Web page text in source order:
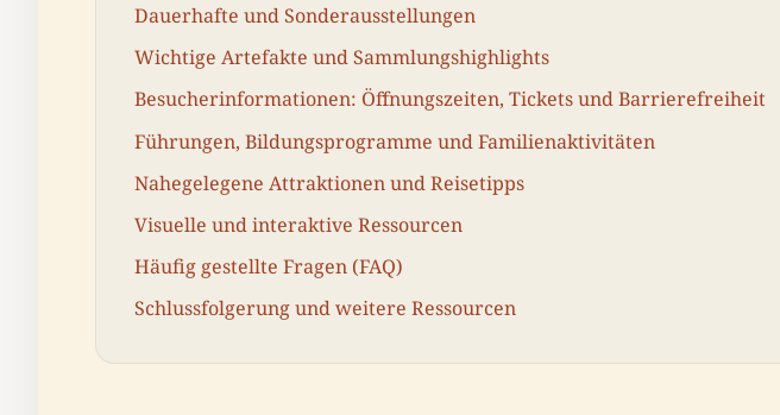
Dauerhafte und Sonderausstellungen
Wichtige Artefakte und Sammlungshighlights
Besucherinformationen: Öffnungszeiten, Tickets und Barrierefreiheit
Führungen, Bildungsprogramme und Familienaktivitäten
Nahegelegene Attraktionen und Reisetipps
Visuelle und interaktive Ressourcen
Häufig gestellte Fragen (FAQ)
Schlussfolgerung und weitere Ressourcen